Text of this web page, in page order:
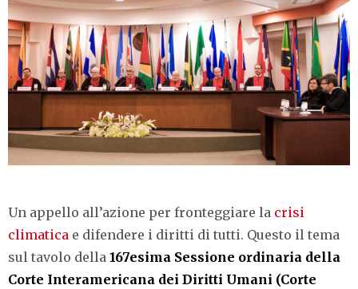
Un appello all’azione per fronteggiare la crisi
climatica e difendere i diritti di tutti. Questo il tema
sul tavolo della 167esima Sessione ordinaria della
Corte Interamericana dei Diritti Umani (Corte